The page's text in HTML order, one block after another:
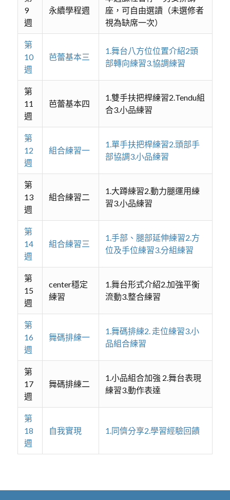
9
週
永續學程週
座，可自由選讀（未選修者
視為缺席一次）
第
10
週
芭蕾基本三
1.舞台八方位位置介紹2頭
部轉向練習3.協調練習
第
11
週
芭蕾基本四
1.雙手扶把桿練習2.Tendu組
合3.小品練習
第
12
週
組合練習一
1.單手扶把桿練習2.頭部手
部協調3.小品練習
第
13
週
組合練習二
1.大蹲練習2.動力腿運用練
習3.小品練習
第
14
週
組合練習三
1.手部、腿部延伸練習2.方
位及手位練習3.分組練習
第
15
週
center穩定
練習
1.舞台形式介紹2.加強平衡
流動3.整合練習
第
16
週
舞碼排練一
1.舞碼排練2. 走位練習3.小
品組合練習
第
17
週
舞碼排練二
1.小品組合加強 2.舞台表現
練習3.動作表達
第
18
週
自我實現 1.同儕分享2.學習經驗回饋